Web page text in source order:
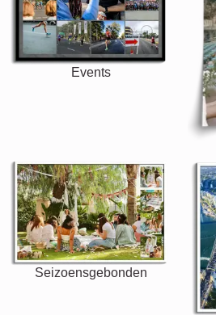
Events
Seizoensgebonden